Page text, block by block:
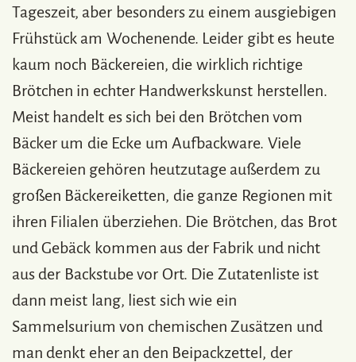
Tageszeit, aber besonders zu einem ausgiebigen
Frühstück am Wochenende. Leider gibt es heute
kaum noch Bäckereien, die wirklich richtige
Brötchen in echter Handwerkskunst herstellen.
Meist handelt es sich bei den Brötchen vom
Bäcker um die Ecke um Aufbackware. Viele
Bäckereien gehören heutzutage außerdem zu
großen Bäckereiketten, die ganze Regionen mit
ihren Filialen überziehen. Die Brötchen, das Brot
und Gebäck kommen aus der Fabrik und nicht
aus der Backstube vor Ort. Die Zutatenliste ist
dann meist lang, liest sich wie ein
Sammelsurium von chemischen Zusätzen und
man denkt eher an den Beipackzettel, der